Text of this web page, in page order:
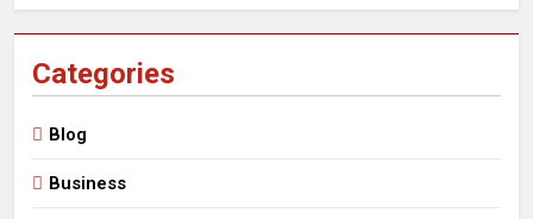
Categories
Blog
Business